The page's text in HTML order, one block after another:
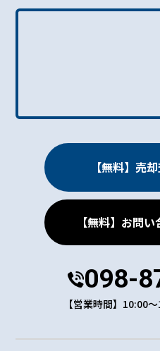
【無料】売
【無料】お問
098-
【営業時間】10:00